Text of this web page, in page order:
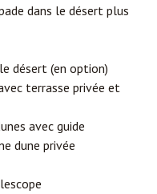
dans le désert plus
désert (en option)
terrasse privée et
avec guide
dune privée